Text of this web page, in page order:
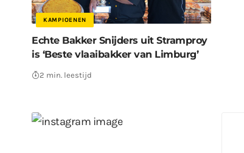
KAMPIOENEN
Echte Bakker Snijders uit Stramproy
is ‘Beste vlaaibakker van Limburg’
2 min. leestijd